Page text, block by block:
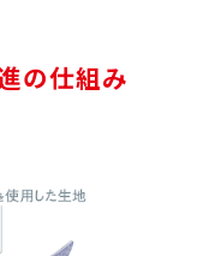
の仕組み